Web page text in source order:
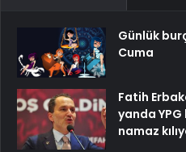
Günlük
Cuma
Fatih
yanda YPG
namaz